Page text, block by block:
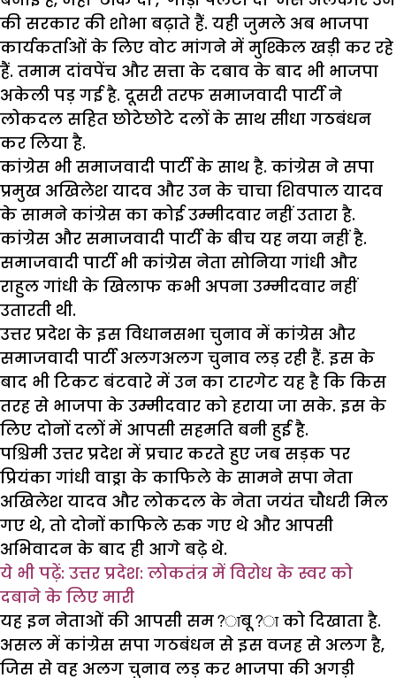
की सरकार की शोभा बढ़ाते हैं. यही जुमले अब भाजपा
कार्यकर्ताओं के लिए वोट मांगने में मुश्किल खड़ी कर रहे
हैं. तमाम दांवपेंच और सत्ता के दबाव के बाद भी भाजपा
अकेली पड़ गई है. दूसरी तरफ समाजवादी पार्टी ने
लोकदल सहित छोटेछोटे दलों के साथ सीधा गठबंधन
कर लिया है.
कांग्रेस भी समाजवादी पार्टी के साथ है. कांग्रेस ने सपा
प्रमुख अखिलेश यादव और उन के चाचा शिवपाल यादव
के सामने कांग्रेस का कोई उम्मीदवार नहीं उतारा है.
कांग्रेस और समाजवादी पार्टी के बीच यह नया नहीं है.
समाजवादी पार्टी भी कांग्रेस नेता सोनिया गांधी और
राहुल गांधी के खिलाफ कभी अपना उम्मीदवार नहीं
उतारती थी.
उत्तर प्रदेश के इस विधानसभा चुनाव में कांग्रेस और
समाजवादी पार्टी अलगअलग चुनाव लड़ रही हैं. इस के
बाद भी टिकट बंटवारे में उन का टारगेट यह है कि किस
तरह से भाजपा के उम्मीदवार को हराया जा सके. इस के
लिए दोनों दलों में आपसी सहमति बनी हुई है.
पश्चिमी उत्तर प्रदेश में प्रचार करते हुए जब सड़क पर
प्रियंका गांधी वाड्रा के काफिले के सामने सपा नेता
अखिलेश यादव और लोकदल के नेता जयंत चौधरी मिल
गए थे, तो दोनों काफिले रुक गए थे और आपसी
अभिवादन के बाद ही आगे बढ़े थे.
ये भी पढ़ें: उत्तर प्रदेश: लोकतंत्र में विरोध के स्वर को
दबाने के लिए मारी
यह इन नेताओं की आपसी सम?ाबू?ा को दिखाता है.
असल में कांग्रेस सपा गठबंधन से इस वजह से अलग है,
जिस से वह अलग चुनाव लड़ कर भाजपा की अगड़ी